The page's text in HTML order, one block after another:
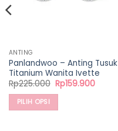
ANTING
Panlandwoo – Anting Tusuk
Titanium Wanita Ivette
Rp225.000 Harga
aslinya
Rp159.900Harga
PILIH OPSI